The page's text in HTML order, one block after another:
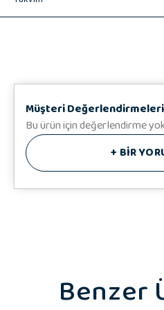
📸 Fotoğraf 10x15 cm 10 adet
Müşteri Değerlendirmeleri
Bu ürün için değerlendirme
+ BİR
Benzer